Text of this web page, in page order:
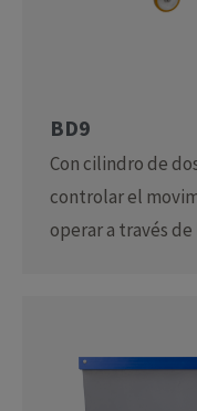
BD9
Con cilindro de
controlar el
operar a través